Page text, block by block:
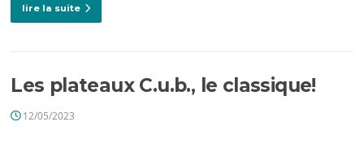
lire la suite
Les plateaux C.u.b., le classique!
12/05/2023